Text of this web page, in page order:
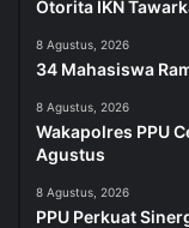
Otorita IKN
8 Agustus, 2026
34 Mahasiswa
8 Agustus, 2026
Wakapolres PPU
Agustus
8 Agustus, 2026
PPU Perkuat